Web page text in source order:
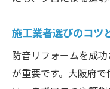
大阪府での
防音リフォ
大阪府での
施工業者選びのコツ
防音リフォームを成
が重要です。大阪府